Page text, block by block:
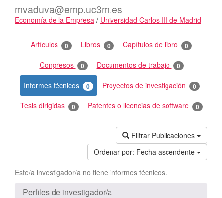
mvaduva@emp.uc3m.es
Economía de la Empresa / Universidad Carlos III de Madrid
Actividades
Artículos 0 Libros 0 Capítulos de libro 0
Congresos 0 Documentos de trabajo 0
Informes técnicos 0 Proyectos de investigación 0
Tesis dirigidas 0 Patentes o licencias de software 0
Filtrar Publicaciones
Ordenar por: Fecha ascendente
Este/a investigador/a no tiene informes técnicos.
Perfiles de investigador/a